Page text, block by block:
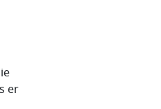
er